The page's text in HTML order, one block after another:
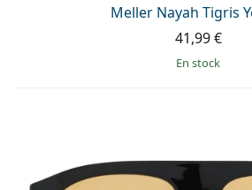
Meller Nayah Tigris
41,99 €
en stock